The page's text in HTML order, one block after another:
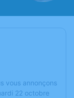
vous annonçons
22 octobre